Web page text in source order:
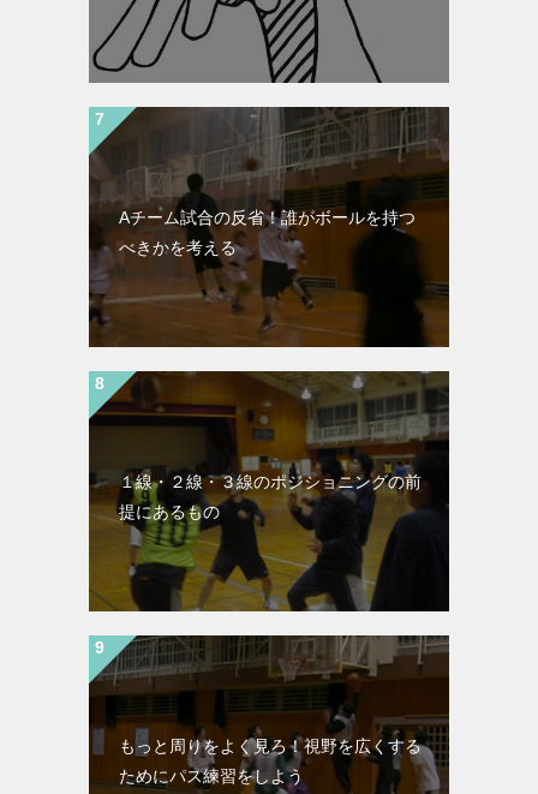
Aチーム試合の反省！誰がボールを持つ
べきかを考える
１線・２線・３線のポジショニングの前
提にあるもの
もっと周りをよく見ろ！視野を広くする
ためにパス練習をしよう